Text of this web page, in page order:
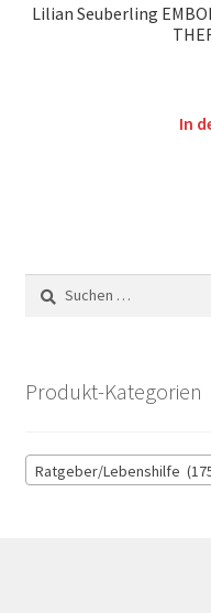
Lilian Seuberling
In
Suchen
nach:
Produkt-Kategorien
Ratgeber/Lebenshilfe